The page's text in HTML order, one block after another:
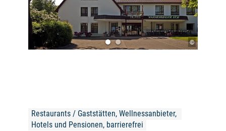
©
Restaurants / Gaststätten, Wellnessanbieter,
Hotels und Pensionen, barrierefrei